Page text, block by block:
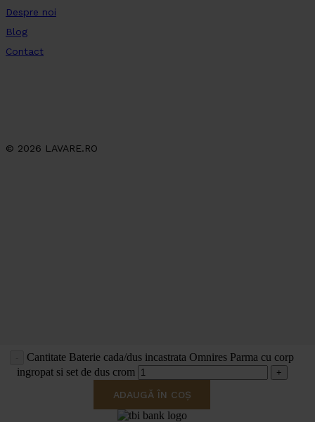
Cantitate Baterie cada/dus incastrata Omnires Parma cu corp
ingropat si set de dus crom
ADAUGĂ ÎN COȘ
Despre noi
Blog
Contact
© 2026 LAVARE.RO